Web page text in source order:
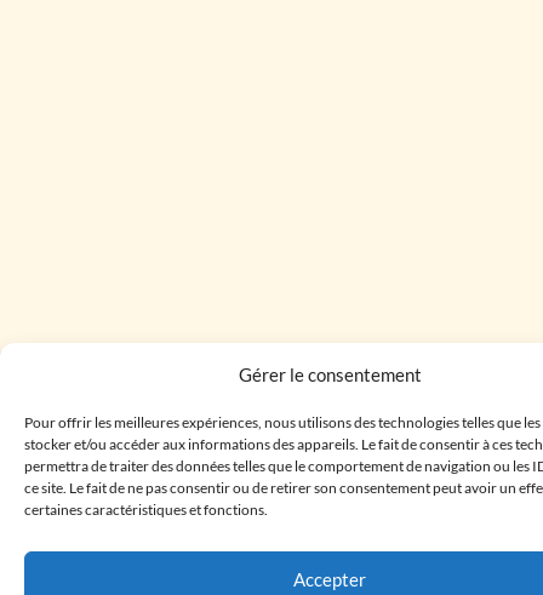
Gérer le consentement
Pour offrir les meilleures expériences, nous utilisons des technologies telles que
stocker et/ou accéder aux informations des appareils. Le fait de consentir à ces
permettra de traiter des données telles que le comportement de navigation ou les
ce site. Le fait de ne pas consentir ou de retirer son consentement peut avoir un
certaines caractéristiques et fonctions.
Accepter